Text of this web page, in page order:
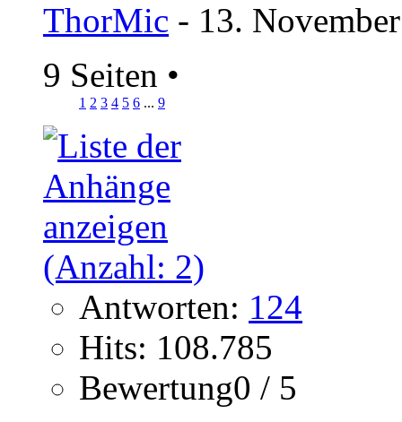
ThorMic - 13.
9 Seiten •
1 2 3 4 5 6 ... 9
Antworten: 124
Hits: 108.785
Bewertung0 / 5